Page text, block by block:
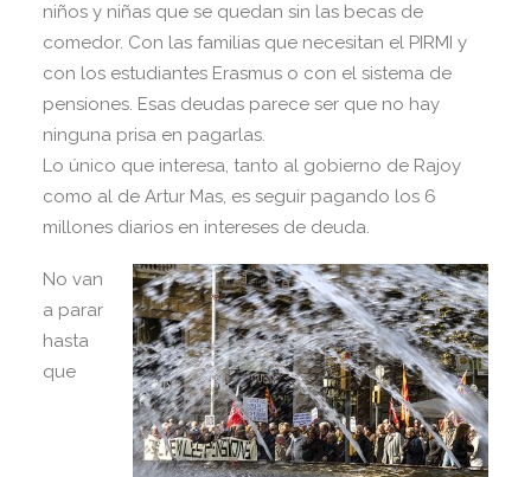
niños y niñas que se quedan sin las becas de
comedor. Con las familias que necesitan el PIRMI y
con los estudiantes Erasmus o con el sistema de
pensiones. Esas deudas parece ser que no hay
ninguna prisa en pagarlas.
Lo único que interesa, tanto al gobierno de Rajoy
como al de Artur Mas, es seguir pagando los 6
millones diarios en intereses de deuda.
No van
a parar
hasta
que